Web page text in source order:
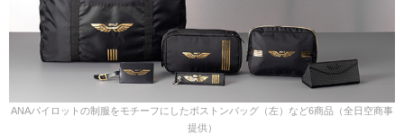
ANAパイロットの制服をモチーフにしたボストンバッグ（左）など6商品（全日空商事
提供）